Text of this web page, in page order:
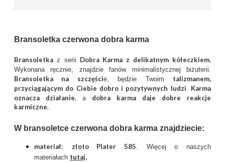
Bransoletka czerwona dobra karma
Bransoletka z serii Dobra Karma z delikatnym kółeczkiem.
Wykonana ręcznie, znajdzie fanów minimalistycznej biżuterii.
Bransoletka na szczęście, będzie Twoim talizmanem,
przyciągającym do Ciebie dobro i pozytywnych ludzi. Karma
oznacza działanie, a dobra karma daje dobre reakcje
karmiczne.
W bransoletce czerwona dobra karma znajdziecie:
materiał: złoto Plater 585. Więcej o naszych
materiałach tutaj,